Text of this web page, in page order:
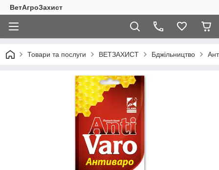
ВетАгроЗахист
Товари та послуги ВЕТЗАХИСТ Бджільництво